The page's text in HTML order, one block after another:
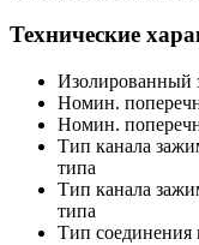
Технические
Изолированный
Номин.
Номин.
Тип канала
типа
Тип канала
типа
Тип соединения